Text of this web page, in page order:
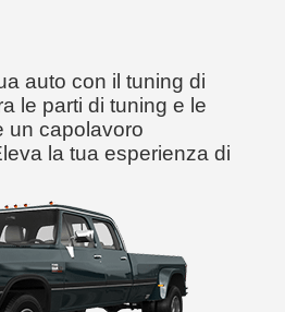
auto con il tuning di
le parti di tuning e le
un capolavoro
la tua esperienza di